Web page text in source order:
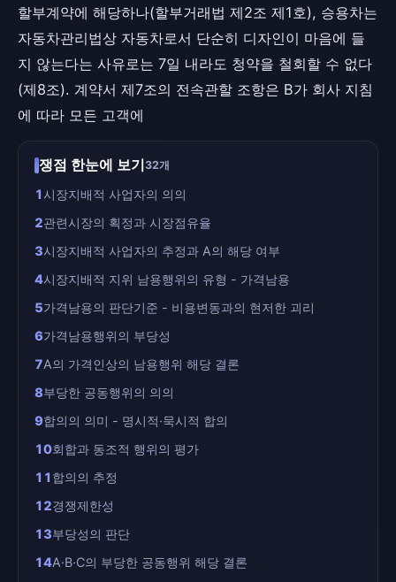
할부계약에 해당하나(할부거래법 제2조 제1호), 승용차는
자동차관리법상 자동차로서 단순히 디자인이 마음에 들
지 않는다는 사유로는 7일 내라도 청약을 철회할 수 없다
(제8조). 계약서 제7조의 전속관할 조항은 B가 회사 지침
에 따라 모든 고객에
쟁점 한눈에 보기32개
1시장지배적 사업자의 의의
2관련시장의 획정과 시장점유율
3시장지배적 사업자의 추정과 A의 해당 여부
4시장지배적 지위 남용행위의 유형 - 가격남용
5가격남용의 판단기준 - 비용변동과의 현저한 괴리
6가격남용행위의 부당성
7A의 가격인상의 남용행위 해당 결론
8부당한 공동행위의 의의
9합의의 의미 - 명시적·묵시적 합의
10회합과 동조적 행위의 평가
11합의의 추정
12경쟁제한성
13부당성의 판단
14A·B·C의 부당한 공동행위 해당 결론